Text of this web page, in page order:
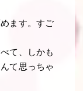
ます。すご
て、しかも
て思っちゃ